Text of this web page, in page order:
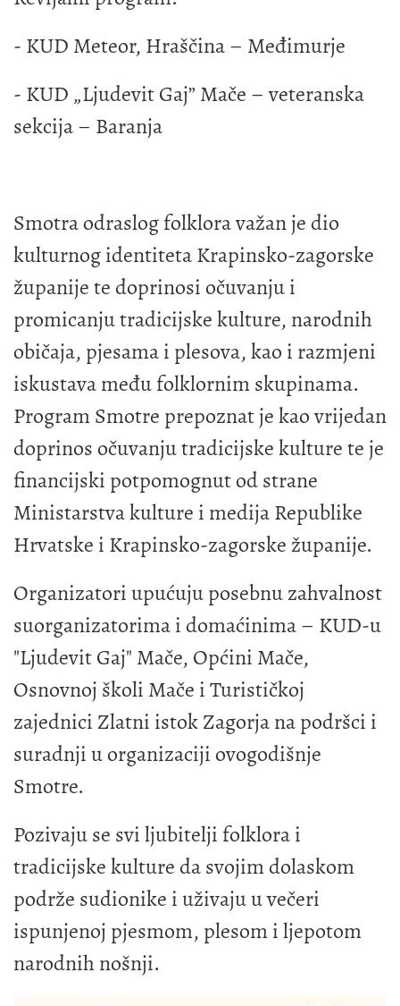
- KUD Meteor, Hraščina – Međimurje
- KUD „Ljudevit Gaj” Mače – veteranska
sekcija – Baranja
Smotra odraslog folklora važan je dio
kulturnog identiteta Krapinsko-zagorske
županije te doprinosi očuvanju i
promicanju tradicijske kulture, narodnih
običaja, pjesama i plesova, kao i razmjeni
iskustava među folklornim skupinama.
Program Smotre prepoznat je kao vrijedan
doprinos očuvanju tradicijske kulture te je
financijski potpomognut od strane
Ministarstva kulture i medija Republike
Hrvatske i Krapinsko-zagorske županije.
Organizatori upućuju posebnu zahvalnost
suorganizatorima i domaćinima – KUD-u
"Ljudevit Gaj" Mače, Općini Mače,
Osnovnoj školi Mače i Turističkoj
zajednici Zlatni istok Zagorja na podršci i
suradnji u organizaciji ovogodišnje
Smotre.
Pozivaju se svi ljubitelji folklora i
tradicijske kulture da svojim dolaskom
podrže sudionike i uživaju u večeri
ispunjenoj pjesmom, plesom i ljepotom
narodnih nošnji.